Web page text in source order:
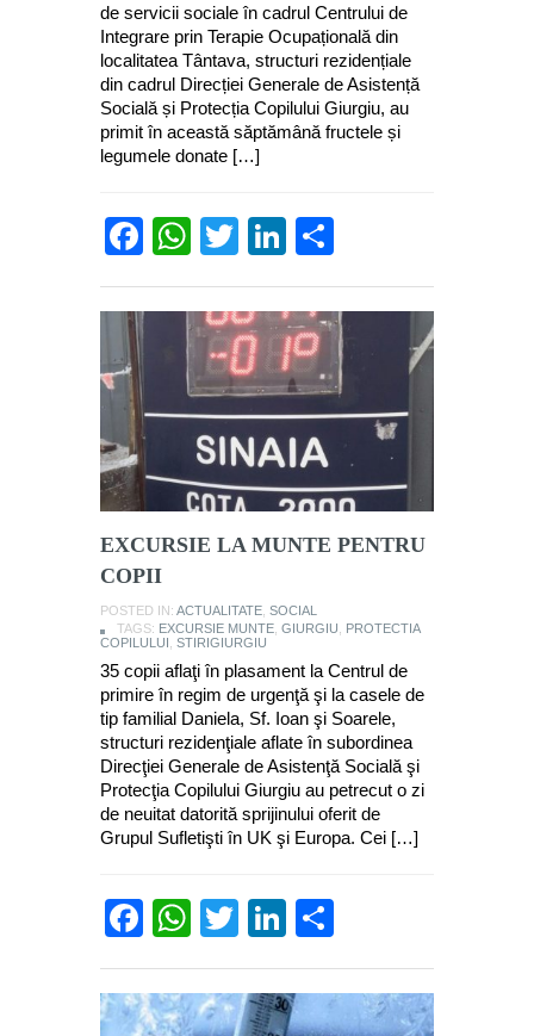
de servicii sociale în cadrul Centrului de
Integrare prin Terapie Ocupațională din
localitatea Tântava, structuri rezidențiale
din cadrul Direcției Generale de Asistență
Socială și Protecția Copilului Giurgiu, au
primit în această săptămână fructele și
legumele donate […]
Facebook
WhatsApp
TwitterLinkedIn
EXCURSIE LA MUNTE PENTRU
COPII
POSTED IN: ACTUALITATE SOCIAL
TAGS: EXCURSIE MUNTE GIURGIU
PROTECTIA
COPILULUI STIRIGIURGIU
35 copii aflaţi în plasament la Centrul de
primire în regim de urgenţă şi la casele de
tip familial Daniela, Sf. Ioan şi Soarele,
structuri rezidenţiale aflate în subordinea
Direcţiei Generale de Asistenţă Socială şi
Protecţia Copilului Giurgiu au petrecut o zi
de neuitat datorită sprijinului oferit de
Grupul Sufletişti în UK şi Europa. Cei […]
Facebook
WhatsApp
TwitterLinkedIn